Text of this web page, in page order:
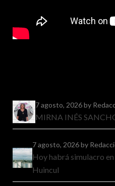
7 agosto, 2026by
MIRNA INÉS
7 agosto, 2026by
Hoy habrá simulacro
Huincul